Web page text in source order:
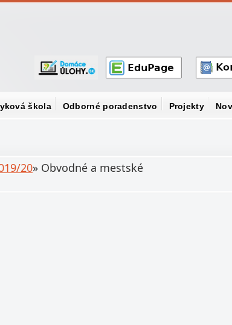
škola Odborné poradenstvo Projekty
20» Obvodné a mestské